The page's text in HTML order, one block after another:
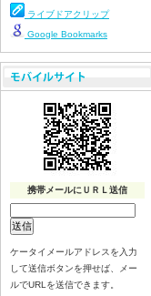
ライブドアクリップ
Google Bookmarks
携帯メールにＵＲＬ送信
ケータイメールアドレスを入力
して送信ボタンを押せば、メー
ルでURLを送信できます。